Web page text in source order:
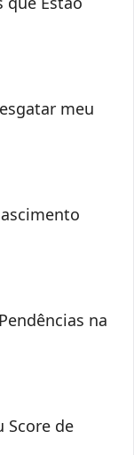
meu
na
Score de